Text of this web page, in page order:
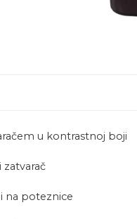
u kontrastnoj boji
na poteznice